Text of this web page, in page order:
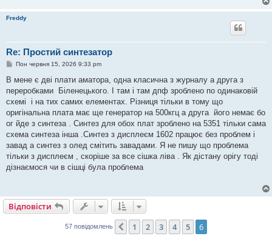
Freddy
Re: Простий синтезатор
П
в
д
о
л
е
н
я
Пон червня 15, 2026 9:33 pm
В мене є дві плати аматора, одна класична з журналу а друга з
переробками Біленецького. І там і там дпф зроблено по одинаковій
схемі і на тих самих елементах. Різниця тільки в тому що
оригінальна плата має ще генератор на 500кгц а друга його немає бо
ог йде з синтеза . Синтез для обох плат зроблено на 5351 тільки сама
схема синтеза інша .Синтез з дисплеєм 1602 працює без проблем і
завад а синтез з олед смітить завадами. Я не пишу що проблема
тільки з дисплеєм , скоріше за все сішка ліва . Як дістану орігу тоді
дізнаємося чи в сішці була проблема
Відповісти
57 повідомлень Поперед.
1 2 3 4 5 6